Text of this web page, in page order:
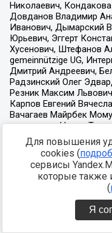
Для повышения
cookies (
сервисы
которые также
(
Я